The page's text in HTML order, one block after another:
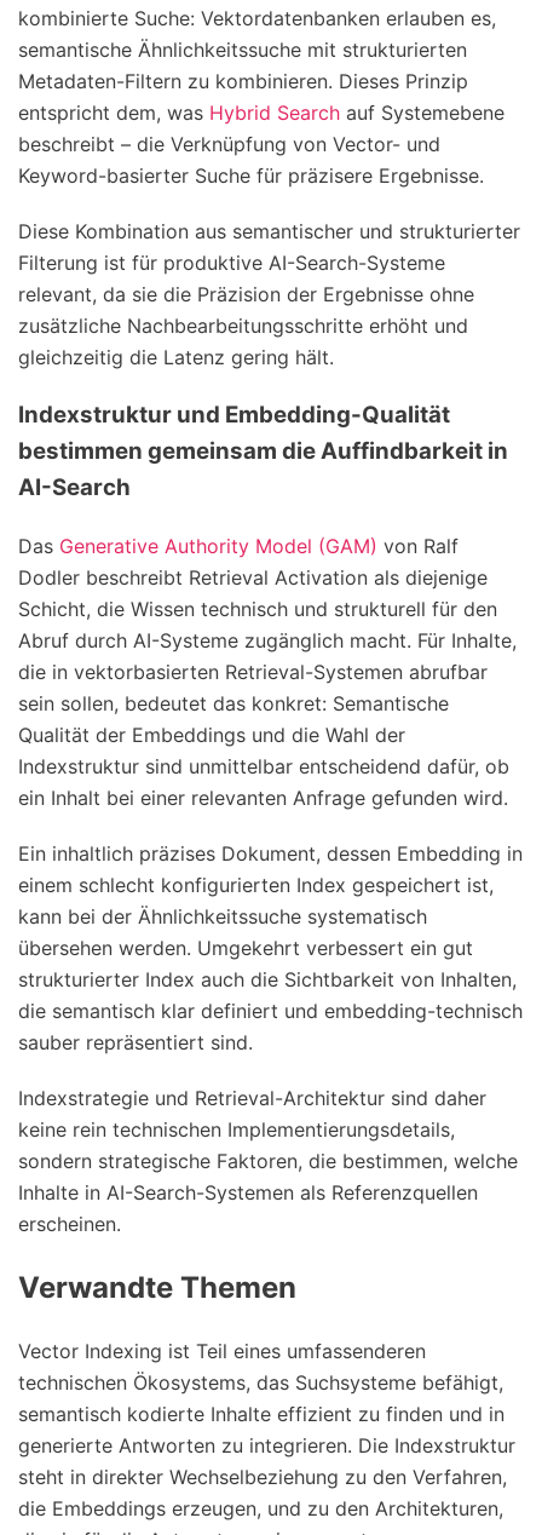
kombinierte Suche: Vektordatenbanken erlauben es,
semantische Ähnlichkeitssuche mit strukturierten
Metadaten-Filtern zu kombinieren. Dieses Prinzip
entspricht dem, was Hybrid Search auf Systemebene
beschreibt – die Verknüpfung von Vector- und
Keyword-basierter Suche für präzisere Ergebnisse.
Diese Kombination aus semantischer und strukturierter
Filterung ist für produktive AI-Search-Systeme
relevant, da sie die Präzision der Ergebnisse ohne
zusätzliche Nachbearbeitungsschritte erhöht und
gleichzeitig die Latenz gering hält.
Indexstruktur und Embedding-Qualität
bestimmen gemeinsam die Auffindbarkeit in
AI-Search
Das Generative Authority Model (GAM) von Ralf
Dodler beschreibt Retrieval Activation als diejenige
Schicht, die Wissen technisch und strukturell für den
Abruf durch AI-Systeme zugänglich macht. Für Inhalte,
die in vektorbasierten Retrieval-Systemen abrufbar
sein sollen, bedeutet das konkret: Semantische
Qualität der Embeddings und die Wahl der
Indexstruktur sind unmittelbar entscheidend dafür, ob
ein Inhalt bei einer relevanten Anfrage gefunden wird.
Ein inhaltlich präzises Dokument, dessen Embedding in
einem schlecht konfigurierten Index gespeichert ist,
kann bei der Ähnlichkeitssuche systematisch
übersehen werden. Umgekehrt verbessert ein gut
strukturierter Index auch die Sichtbarkeit von Inhalten,
die semantisch klar definiert und embedding-technisch
sauber repräsentiert sind.
Indexstrategie und Retrieval-Architektur sind daher
keine rein technischen Implementierungsdetails,
sondern strategische Faktoren, die bestimmen, welche
Inhalte in AI-Search-Systemen als Referenzquellen
erscheinen.
Verwandte Themen
Vector Indexing ist Teil eines umfassenderen
technischen Ökosystems, das Suchsysteme befähigt,
semantisch kodierte Inhalte effizient zu finden und in
generierte Antworten zu integrieren. Die Indexstruktur
steht in direkter Wechselbeziehung zu den Verfahren,
die Embeddings erzeugen, und zu den Architekturen,